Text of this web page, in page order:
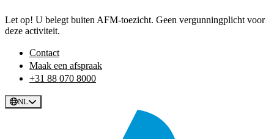
Let op! U belegt buiten AFM-toezicht. Geen vergunningplicht voor
deze activiteit.
Contact
Maak een afspraak
+31 88 070 8000
NL